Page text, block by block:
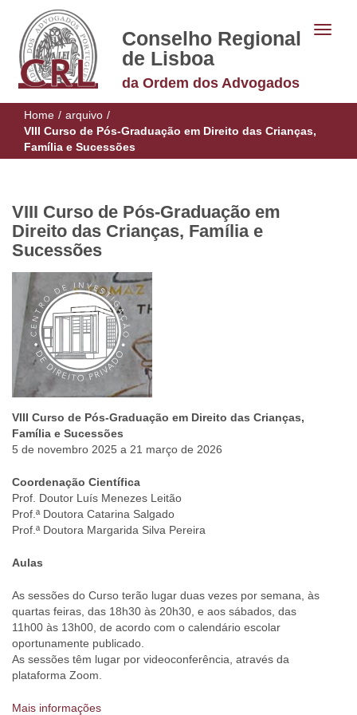
Conselho Regional
de Lisboa
da Ordem dos Advogados
Home / arquivo /
VIII Curso de Pós-Graduação em Direito das Crianças,
Família e Sucessões
VIII Curso de Pós-Graduação em
Direito das Crianças, Família e
Sucessões
VIII Curso de Pós-Graduação em Direito das Crianças,
Família e Sucessões
5 de novembro 2025 a 21 março de 2026
Coordenação Científica
Prof. Doutor Luís Menezes Leitão
Prof.ª Doutora Catarina Salgado
Prof.ª Doutora Margarida Silva Pereira
Aulas
As sessões do Curso terão lugar duas vezes por semana, às
quartas feiras, das 18h30 às 20h30, e aos sábados, das
11h00 às 13h00, de acordo com o calendário escolar
oportunamente publicado.
As sessões têm lugar por videoconferência, através da
plataforma Zoom.
Mais informações